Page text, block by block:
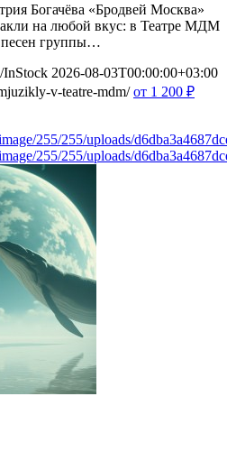
Богачёва «Бродвей Москва»
на любой вкус: в Театре МДМ
песен группы…
InStock 2026-08-03T00:00:00+03:00
v-teatre-mdm/ от 1 200 ₽
255/255/uploads/
255/255/uploads/